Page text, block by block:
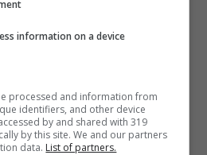
creare cattivi odori
dei piatti. Inoltre, il vetro
di controllare la cottura
tutto più complicato.
solo ingrediente per
information on a device
processed and information from
identifiers, and other device
by and shared with 319
by this site. We and our partners
data. List of partners.